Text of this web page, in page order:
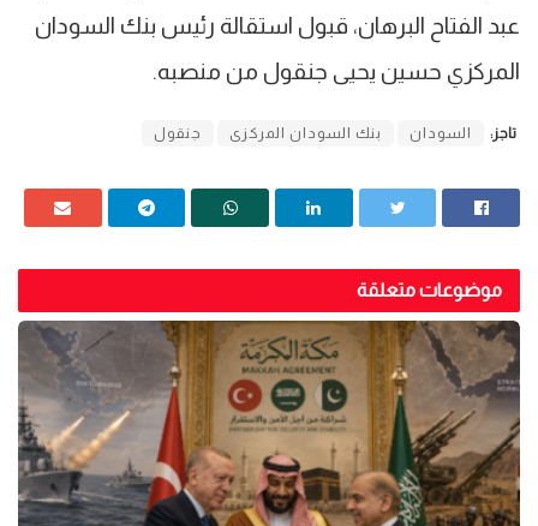
عبد الفتاح البرهان، قبول استقالة رئيس بنك السودان
المركزي حسين يحيى جنقول من منصبه.
تاجز: السودان بنك السودان المركزى جنقول
موضوعات متعلقة